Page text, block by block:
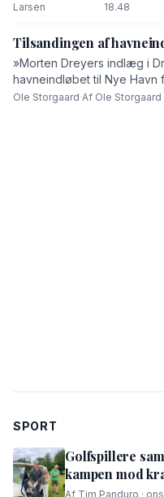
Larsen
18.48
Tilsandingen af
»Morten Dreyers indlæg i
havneindløbet til Nye Havn
Ole Storgaard i dette
Ole Storgaard·Af Ole Storgaard
SPORT
Golfspillere
kampen mod
Af Tim Panduro ·